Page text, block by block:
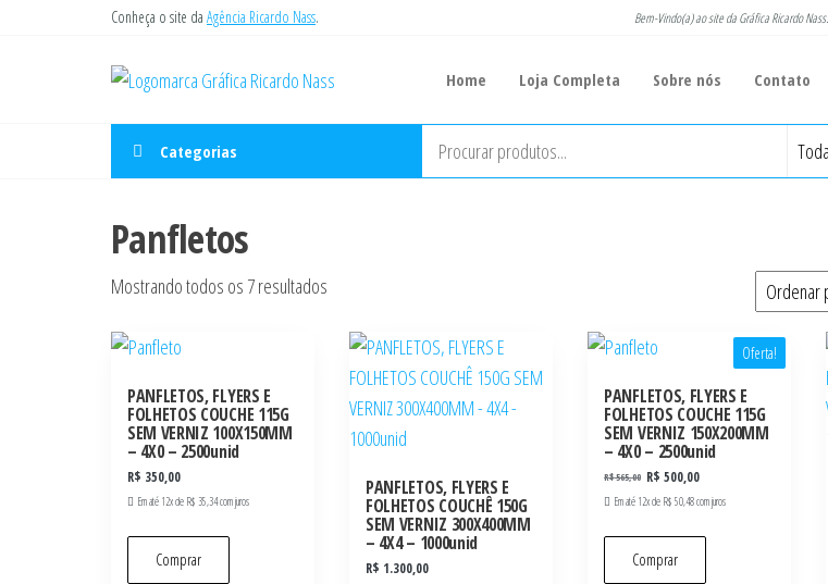
Conheça o site da Agência Ricardo Nass. Bem-Vindo(a) ao site da Gráfica Ricardo Nass.
Home Loja Completa Sobre nós Contato
Categorias
Panfletos
Mostrando todos os 7 resultados
popularidade
PANFLETOS, FLYERS E
FOLHETOS COUCHE 115G
SEM VERNIZ 100X150MM
– 4X0 – 2500unid
R$ 350,00
Em até 12x de R$35,34com juros
Comprar
PANFLETOS, FLYERS E
FOLHETOS COUCHÊ 150G
SEM VERNIZ 300X400MM
– 4X4 – 1000unid
R$ 1.300,00
Oferta!
PANFLETOS, FLYERS E
FOLHETOS COUCHE 115G
SEM VERNIZ 150X200MM
– 4X0 – 2500unid
R$565,00 R$ 500,00
Em até 12x de R$50,48com juros
Comprar